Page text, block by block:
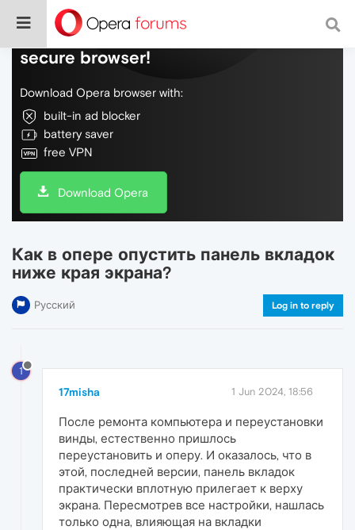
Do more on the web, with a fast and
secure browser!
Download Opera browser with:
built-in ad blocker
battery saver
free VPN
Download Opera
Как в опере опустить панель вкладок
ниже края экрана?
Русский Log in to reply
1
17misha 1 Jun 2024, 18:56
После ремонта компьютера и переустановки
винды, естественно пришлось
переустановить и оперу. И оказалось, что в
этой, последней версии, панель вкладок
практически вплотную прилегает к верху
экрана. Пересмотрев все настройки, нашлась
только одна, влияющая на вкладки